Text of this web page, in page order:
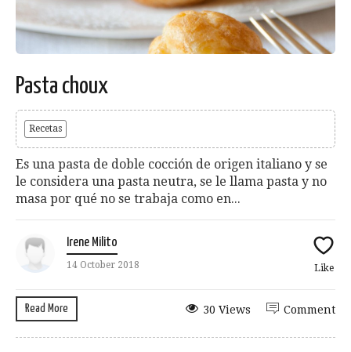
Pasta choux
Recetas
Es una pasta de doble cocción de origen italiano y se
le considera una pasta neutra, se le llama pasta y no
masa por qué no se trabaja como en...
Irene Milito
14 October 2018 Like
Read More Comment
30 Views